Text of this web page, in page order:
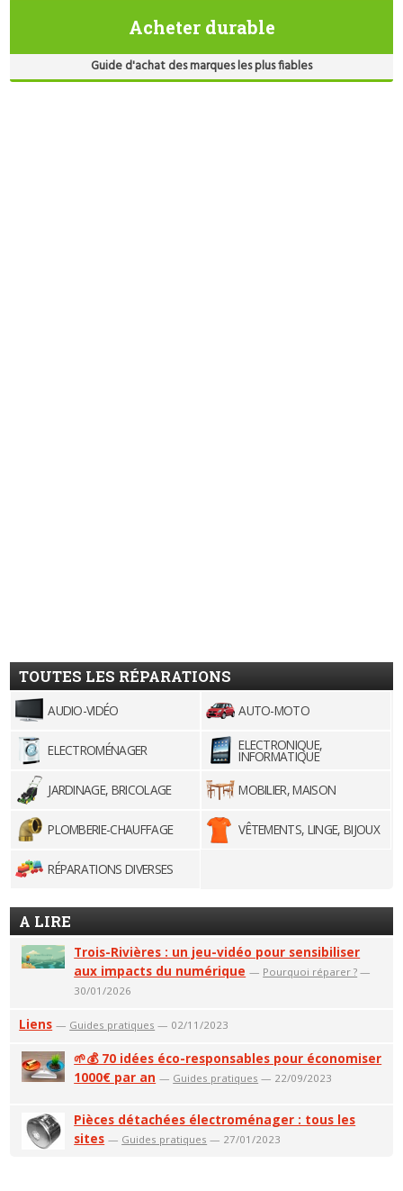
Acheter durable
Guide d'achat des marques les plus fiables
TOUTES LES RÉPARATIONS
AUDIO-VIDÉO AUTO-MOTO
ELECTROMÉNAGER ELECTRONIQUE,
INFORMATIQUE
JARDINAGE, BRICOLAGE
MOBILIER, MAISON
PLOMBERIE-CHAUFFAGE VÊTEMENTS, LINGE, BIJOUX
RÉPARATIONS DIVERSES
A LIRE
Trois-Rivières : un jeu-vidéo pour sensibiliser
aux impacts du numérique — Pourquoi réparer ? —
30/01/2026
Liens — Guides pratiques — 02/11/2023
🌱💰 70 idées éco-responsables pour économiser
1000€ par an — Guides pratiques — 22/09/2023
Pièces détachées électroménager : tous les
sites — Guides pratiques — 27/01/2023